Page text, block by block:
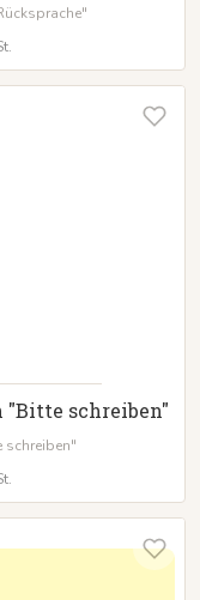
schreiben"
schreiben"